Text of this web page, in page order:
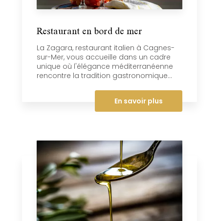
Restaurant en bord de mer
La Zagara, restaurant italien à Cagnes-
sur-Mer, vous accueille dans un cadre
unique où l'élégance méditerranéenne
rencontre la tradition gastronomique...
En savoir plus